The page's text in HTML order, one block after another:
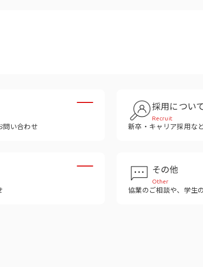
問い合わせ
採用につい
Recruit
新卒・キャリア採用な
その他
Other
協業のご相談や、学生